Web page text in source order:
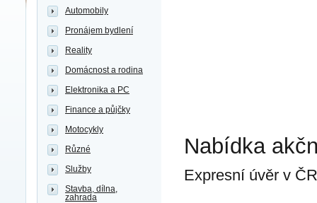
Nabídka
Expresní úvěr v
Automobily
Pronájem bydlení
Reality
Domácnost a rodina
Elektronika a PC
Finance a půjčky
Motocykly
Různé
Služby
Stavba, dílna,
zahrada